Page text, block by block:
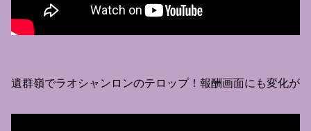
遺群嶺でラオシャンロンのテロップ！報酬画面にも変化が